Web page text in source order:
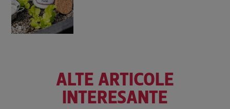
ALTE ARTICOLE
INTERESANTE